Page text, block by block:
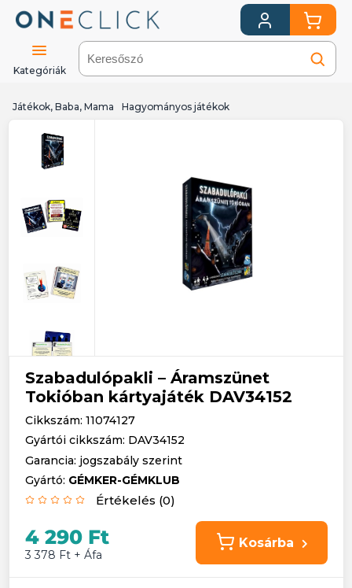
Kategóriák
Játékok, Baba, Mama Hagyományos játékok
Szabadulópakli – Áramszünet
Tokióban kártyajáték DAV34152
Cikkszám: 11074127
Gyártói cikkszám: DAV34152
Garancia: jogszabály szerint
Gyártó: GÉMKER-GÉMKLUB
Értékelés (0)
4 290 Ft
3 378 Ft + Áfa
Kosárba